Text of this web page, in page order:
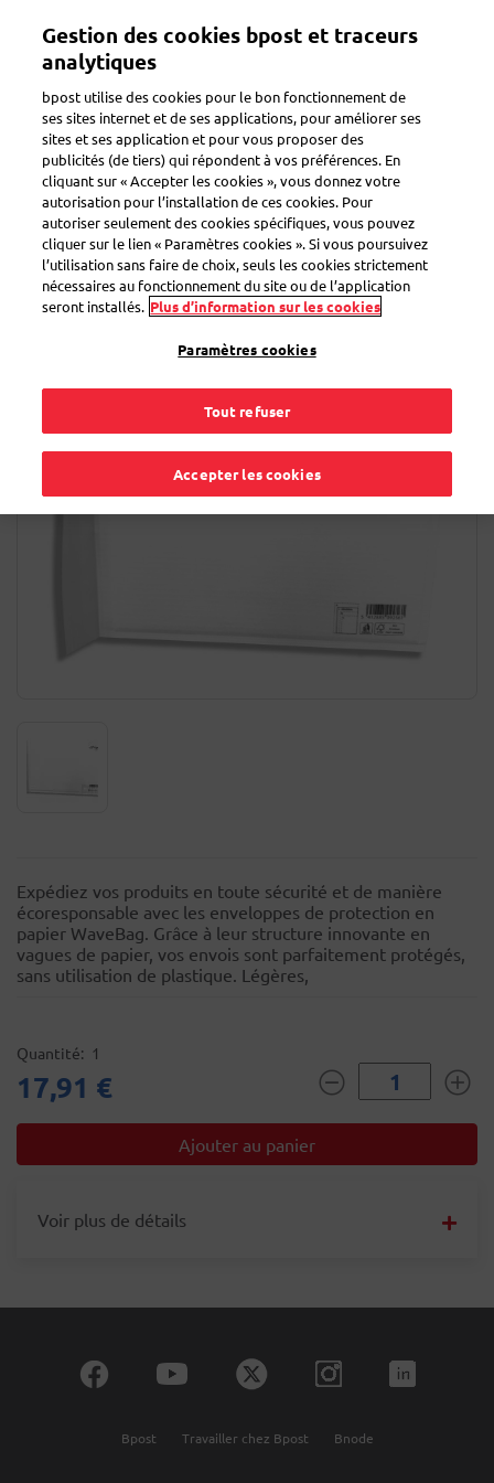
contenu
Mon compte
Zoeken
Set de 10 enveloppes de
protection en papier WaveBag L
Code produit SEL0000032957
Expédiez vos produits en toute sécurité et de manière
écoresponsable avec les enveloppes de protection en
papier WaveBag. Grâce à leur structure innovante en
vagues de papier, vos envois sont parfaitement protégés,
sans utilisation de plastique. Légères,
Quantité 1
17,91 €
Voir plus de détails
Bpost Travailler chez Bpost Bnode
Gestion des cookies bpost et traceurs
analytiques
bpost utilise des cookies pour le bon fonctionnement de
ses sites internet et de ses applications, pour améliorer ses
sites et ses application et pour vous proposer des
publicités (de tiers) qui répondent à vos préférences. En
cliquant sur « Accepter les cookies », vous donnez votre
autorisation pour l’installation de ces cookies. Pour
autoriser seulement des cookies spécifiques, vous pouvez
cliquer sur le lien « Paramètres cookies ». Si vous poursuivez
l’utilisation sans faire de choix, seuls les cookies strictement
nécessaires au fonctionnement du site ou de l’application
seront installés. Plus d’information sur les cookies
Paramètres cookies
Tout refuser
Accepter les cookies